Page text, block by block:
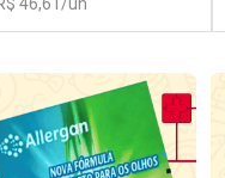
Menos